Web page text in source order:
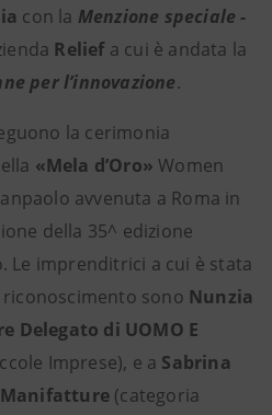
con la Menzione speciale -
Reliefa cui è andata la
per l’innovazione.
la cerimonia
«Mela d’Oro»Women
avvenuta a Roma in
della 35^ edizione
Le imprenditrici a cui è stata
sono Nunzia
Delegato di UOMO E
Imprese), e a Sabrina
Manifatture (categoria